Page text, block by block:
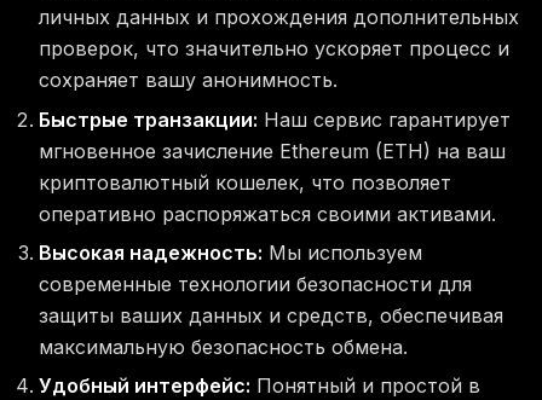
личных данных и прохождения дополнительных
проверок, что значительно ускоряет процесс и
сохраняет вашу анонимность.
Быстрые транзакции: Наш сервис гарантирует
мгновенное зачисление Ethereum (ETH) на ваш
криптовалютный кошелек, что позволяет
оперативно распоряжаться своими активами.
Высокая надежность: Мы используем
современные технологии безопасности для
защиты ваших данных и средств, обеспечивая
максимальную безопасность обмена.
Удобный интерфейс: Понятный и простой в